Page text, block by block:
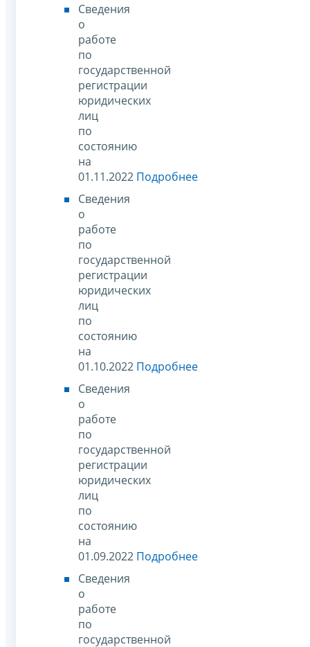
Сведения
о
работе
по
государственной
регистрации
юридических
лиц
по
состоянию
на
01.11.2022 Подробнее
Сведения
о
работе
по
государственной
регистрации
юридических
лиц
по
состоянию
на
01.10.2022 Подробнее
Сведения
о
работе
по
государственной
регистрации
юридических
лиц
по
состоянию
на
01.09.2022 Подробнее
Сведения
о
работе
по
государственной